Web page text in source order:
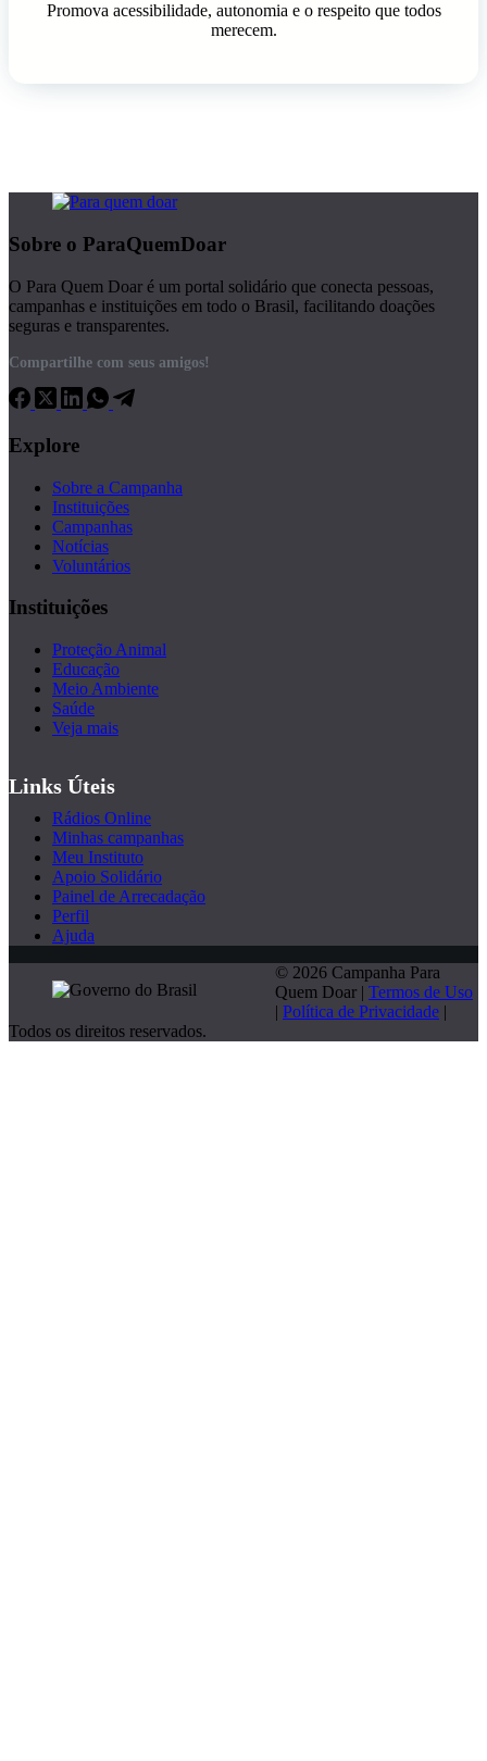
Promova acessibilidade, autonomia e o respeito que todos
merecem.
Sobre o ParaQuemDoar
O Para Quem Doar é um portal solidário que conecta pessoas,
campanhas e instituições em todo o Brasil, facilitando doações
seguras e transparentes.
Compartilhe com seus amigos!
Explore
Sobre a Campanha
Instituições
Campanhas
Notícias
Voluntários
Instituições
Proteção Animal
Educação
Meio Ambiente
Saúde
Veja mais
Links Úteis
Rádios Online
Minhas campanhas
Meu Instituto
Apoio Solidário
Painel de Arrecadação
Perfil
Ajuda
© 2026 Campanha Para
Quem Doar | Termos de Uso
| Política de Privacidade |
Todos os direitos reservados.